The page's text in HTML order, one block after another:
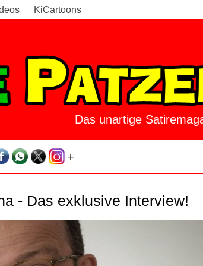
KiCartoons
Das unartige
+
- Das exklusive Interview!